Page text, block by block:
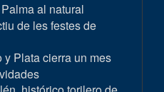
al natural
de les festes de
y Plata cierra un mes